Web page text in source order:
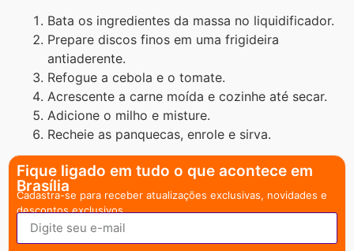
Bata os ingredientes da massa no liquidificador.
Prepare discos finos em uma frigideira
antiaderente.
Refogue a cebola e o tomate.
Acrescente a carne moída e cozinhe até secar.
Adicione o milho e misture.
Recheie as panquecas, enrole e sirva.
Fique ligado em tudo o que acontece em
Brasília
Cadastra-se para receber atualizações exclusivas, novidades e
descontos exclusivos.